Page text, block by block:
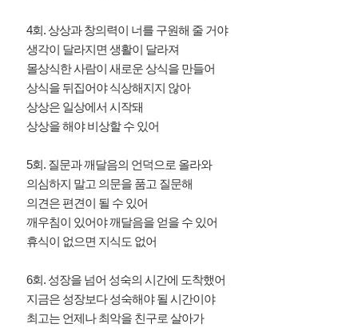
4회. 상상과 창의력이 너를 구원해 줄 거야
생각이 달라지면 생활이 달라져
몰상식한 사람이 새로운 상식을 만들어
상식을 뒤집어야 식상해지지 않아
상상은 일상에서 시작돼
상상을 해야 비상할 수 있어
5회. 질문과 깨달음의 언덕으로 올라와
의심하지 말고 의문을 품고 질문해
의견은 편견이 될 수 있어
깨우침이 있어야 깨달음을 얻을 수 있어
휴식이 없으면 지식도 없어
6회. 성장을 넘어 성숙의 시간에 도착했어
지금은 성장보다 성숙해야 될 시간이야
최고는 언제나 최악을 친구로 살아가